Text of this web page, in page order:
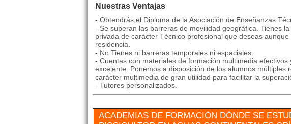
Nuestras Ventajas
- Obtendrás el Diploma de la Asociación de Enseñanzas
- Se superan las barreras de movilidad geográfica. Tienes
privada de carácter Técnico profesional que deseas
residencia.
- No Tienes ni barreras temporales ni espaciales.
- Cuentas con materiales de formación multimedia
excelente. Ponemos a disposición de los alumnos múltiples
carácter multimedia de gran utilidad para facilitar la
- Tutores personalizados.
ACADEMIAS DE FORMACIÓN DÓNDE SE